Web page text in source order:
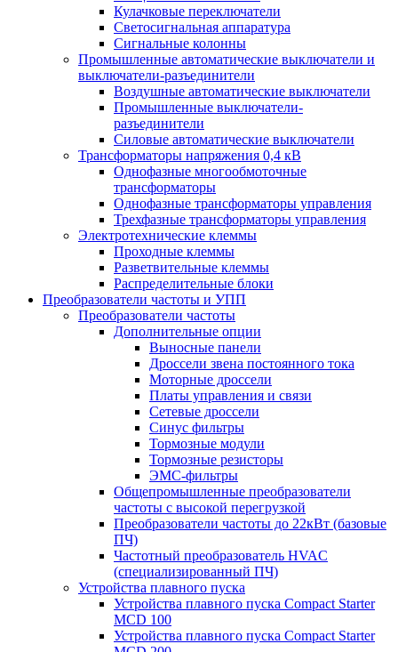
Кулачковые переключатели
Светосигнальная аппаратура
Сигнальные колонны
Промышленные автоматические выключатели и
выключатели-разъединители
Воздушные автоматические выключатели
Промышленные выключатели-
разъединители
Силовые автоматические выключатели
Трансформаторы напряжения 0,4 кВ
Однофазные многообмоточные
трансформаторы
Однофазные трансформаторы управления
Трехфазные трансформаторы управления
Электротехнические клеммы
Проходные клеммы
Разветвительные клеммы
Распределительные блоки
Преобразователи частоты и УПП
Преобразователи частоты
Дополнительные опции
Выносные панели
Дроссели звена постоянного тока
Моторные дроссели
Платы управления и связи
Сетевые дроссели
Синус фильтры
Тормозные модули
Тормозные резисторы
ЭМС-фильтры
Общепромышленные преобразователи
частоты с высокой перегрузкой
Преобразователи частоты до 22кВт (базовые
ПЧ)
Частотный преобразователь HVAC
(специализированный ПЧ)
Устройства плавного пуска
Устройства плавного пуска Compact Starter
MCD 100
Устройства плавного пуска Compact Starter